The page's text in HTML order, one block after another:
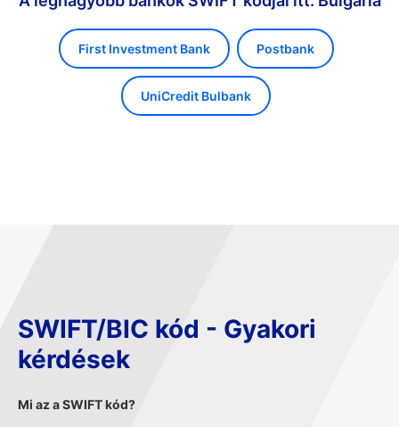
First Investment Bank Postbank
UniCredit Bulbank
SWIFT/BIC kód - Gyakori
kérdések
Mi az a SWIFT kód?